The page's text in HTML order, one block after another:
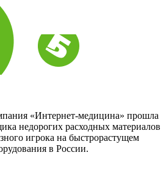
«Интернет-медицина» прошла
недорогих расходных материалов
игрока на быстрорастущем
в России.